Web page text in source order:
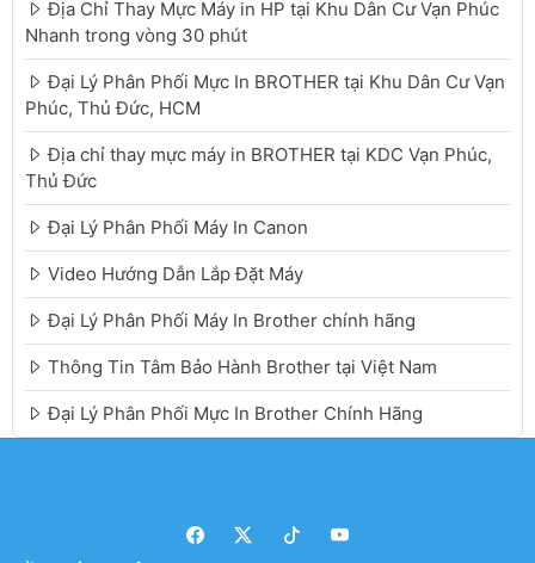
Địa Chỉ Thay Mực Máy in HP tại Khu Dân Cư Vạn Phúc
Nhanh trong vòng 30 phút
Đại Lý Phân Phối Mực In BROTHER tại Khu Dân Cư Vạn
Phúc, Thủ Đức, HCM
Địa chỉ thay mực máy in BROTHER tại KDC Vạn Phúc,
Thủ Đức
Đại Lý Phân Phối Máy In Canon
Video Hướng Dẫn Lắp Đặt Máy
Đại Lý Phân Phối Máy In Brother chính hãng
Thông Tin Tâm Bảo Hành Brother tại Việt Nam
Đại Lý Phân Phối Mực In Brother Chính Hãng